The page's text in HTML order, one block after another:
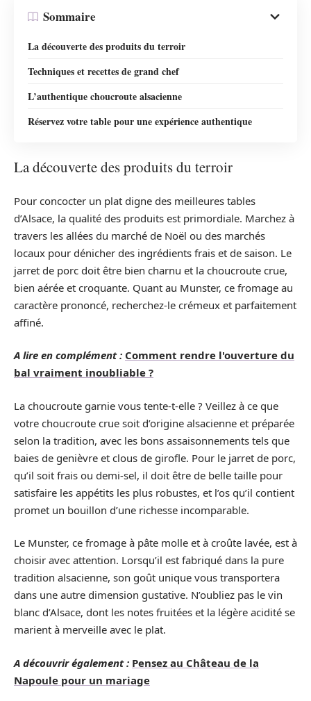
Sommaire
La découverte des produits du terroir
Techniques et recettes de grand chef
L’authentique choucroute alsacienne
Réservez votre table pour une expérience authentique
La découverte des produits du terroir
Pour concocter un plat digne des meilleures tables
d’Alsace, la qualité des produits est primordiale. Marchez à
travers les allées du marché de Noël ou des marchés
locaux pour dénicher des ingrédients frais et de saison. Le
jarret de porc doit être bien charnu et la choucroute crue,
bien aérée et croquante. Quant au Munster, ce fromage au
caractère prononcé, recherchez-le crémeux et parfaitement
affiné.
A lire en complément : Comment rendre l'ouverture du
bal vraiment inoubliable ?
La choucroute garnie vous tente-t-elle ? Veillez à ce que
votre choucroute crue soit d’origine alsacienne et préparée
selon la tradition, avec les bons assaisonnements tels que
baies de genièvre et clous de girofle. Pour le jarret de porc,
qu’il soit frais ou demi-sel, il doit être de belle taille pour
satisfaire les appétits les plus robustes, et l’os qu’il contient
promet un bouillon d’une richesse incomparable.
Le Munster, ce fromage à pâte molle et à croûte lavée, est à
choisir avec attention. Lorsqu’il est fabriqué dans la pure
tradition alsacienne, son goût unique vous transportera
dans une autre dimension gustative. N’oubliez pas le vin
blanc d’Alsace, dont les notes fruitées et la légère acidité se
marient à merveille avec le plat.
A découvrir également : Pensez au Château de la
Napoule pour un mariage